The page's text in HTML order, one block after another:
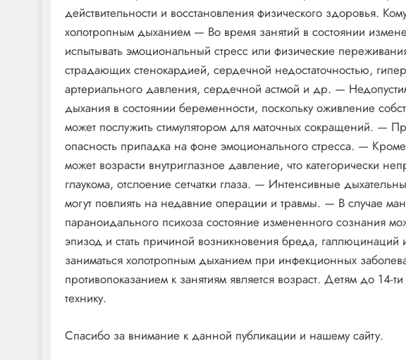
действительности и восстановления физического здоровья.
холотропным дыханием — Во время занятий в состоянии
испытывать эмоциональный стресс или физические
страдающих стенокардией, сердечной недостаточностью,
артериального давления, сердечной астмой и др. —
дыхания в состоянии беременности, поскольку оживление
может послужить стимулятором для маточных сокращений. —
опасность припадка на фоне эмоционального стресса. — Кроме
может возрасти внутриглазное давление, что категорически
глаукома, отслоение сетчатки глаза. — Интенсивные
могут повлиять на недавние операции и травмы. — В случае
параноидального психоза состояние измененного сознания
эпизод и стать причиной возникновения бреда,
заниматься холотропным дыханием при инфекционных
противопоказанием к занятиям является возраст. Детям до
технику.
Спасибо за внимание к данной публикации и нашему сайту.